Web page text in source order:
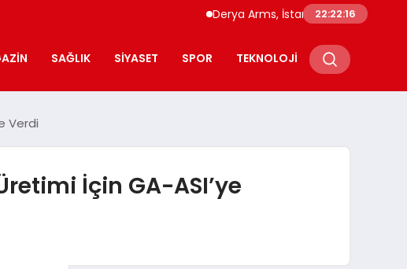
Derya Arms, İstanbul Prohunt 2026’da
22:22:17
SAĞLIK SIYASET SPOR TEKNOLOJI
Verdi
İçin GA-ASI’ye